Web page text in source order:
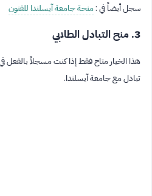
سجل أيضاً في :منحة جامعة آيسلندا للفنون
3. منح التبادل الطلابي
هذا الخيار متاح فقط إذا كنت مسجلاً بالفعل
تبادل مع جامعة آيسلندا.